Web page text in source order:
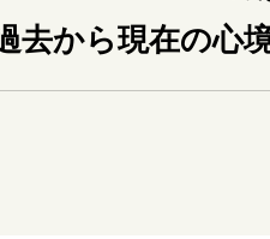
去から現在の心